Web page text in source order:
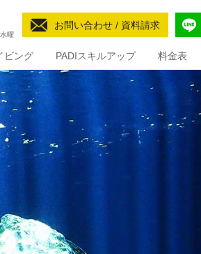
曜
お問い合わせ / 資料請求
ビング PADIスキルアップ 料金表